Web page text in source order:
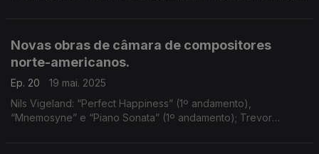
Novas obras de câmara de compositores
norte-americanos.
Ep. 20
19 mai. 2025
Nils Vigeland: “Perfect Happiness” (1º andamento),
“Mnemosyne” e “Piano Sonata” (1º andamento); Trevor